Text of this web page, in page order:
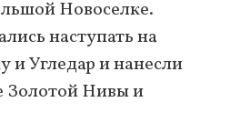
Новоселке.
наступать на
и Угледар и нанесли
Золотой Нивы и